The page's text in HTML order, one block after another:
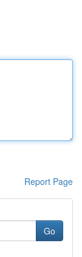
Report Page
Go